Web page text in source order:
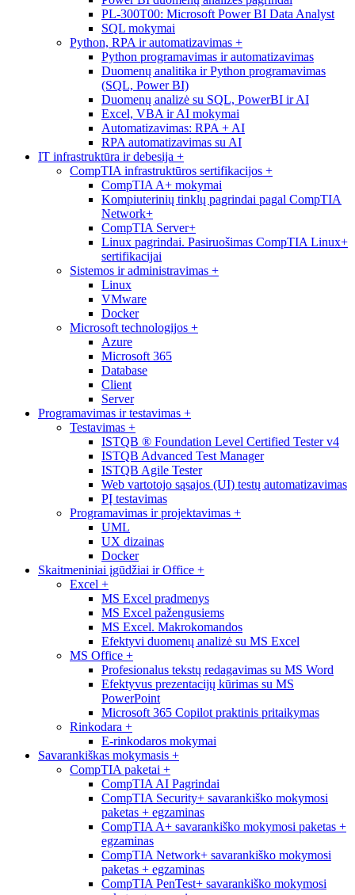
PL-300T00: Microsoft Power BI Data Analyst
SQL mokymai
Python, RPA ir automatizavimas +
Python programavimas ir automatizavimas
Duomenų analitika ir Python programavimas
(SQL, Power BI)
Duomenų analizė su SQL, PowerBI ir AI
Excel, VBA ir AI mokymai
Automatizavimas: RPA + AI
RPA automatizavimas su AI
IT infrastruktūra ir debesija +
CompTIA infrastruktūros sertifikacijos +
CompTIA A+ mokymai
Kompiuterinių tinklų pagrindai pagal CompTIA
Network+
CompTIA Server+
Linux pagrindai. Pasiruošimas CompTIA Linux+
sertifikacijai
Sistemos ir administravimas +
Linux
VMware
Docker
Microsoft technologijos +
Azure
Microsoft 365
Database
Client
Server
Programavimas ir testavimas +
Testavimas +
ISTQB ® Foundation Level Certified Tester v4
ISTQB Advanced Test Manager
ISTQB Agile Tester
Web vartotojo sąsajos (UI) testų automatizavimas
PĮ testavimas
Programavimas ir projektavimas +
UML
UX dizainas
Docker
Skaitmeniniai įgūdžiai ir Office +
Excel +
MS Excel pradmenys
MS Excel pažengusiems
MS Excel. Makrokomandos
Efektyvi duomenų analizė su MS Excel
MS Office +
Profesionalus tekstų redagavimas su MS Word
Efektyvus prezentacijų kūrimas su MS
PowerPoint
Microsoft 365 Copilot praktinis pritaikymas
Rinkodara +
E-rinkodaros mokymai
Savarankiškas mokymasis +
CompTIA paketai +
CompTIA AI Pagrindai
CompTIA Security+ savarankiško mokymosi
paketas + egzaminas
CompTIA A+ savarankiško mokymosi paketas +
egzaminas
CompTIA Network+ savarankiško mokymosi
paketas + egzaminas
CompTIA PenTest+ savarankiško mokymosi